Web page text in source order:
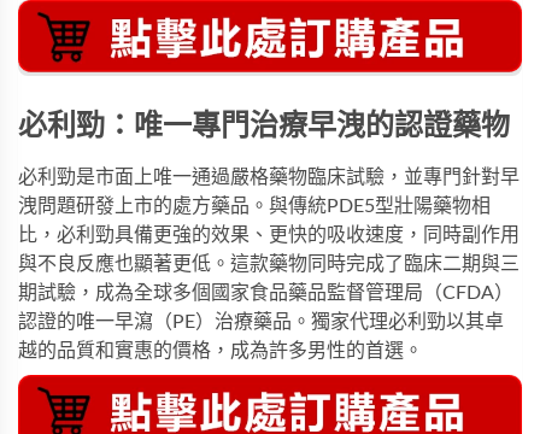
必利勁：唯一專門治療早洩的認證藥物
必利勁是市面上唯一通過嚴格藥物臨床試驗，並專門針對早
洩問題研發上市的處方藥品。與傳統PDE5型壯陽藥物相
比，必利勁具備更強的效果、更快的吸收速度，同時副作用
與不良反應也顯著更低。這款藥物同時完成了臨床二期與三
期試驗，成為全球多個國家食品藥品監督管理局（CFDA）
認證的唯一早瀉（PE）治療藥品。 獨家代理必利勁以其卓
越的品質和實惠的價格，成為許多男性的首選。